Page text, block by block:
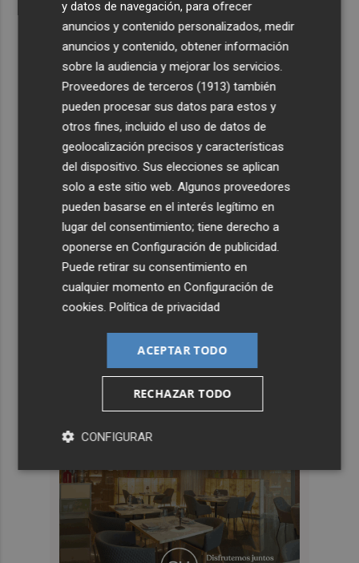
y datos de navegación, para ofrecer
anuncios y contenido personalizados, medir
anuncios y contenido, obtener información
sobre la audiencia y mejorar los servicios.
Proveedores de terceros (1913) también
pueden procesar sus datos para estos y
otros fines, incluido el uso de datos de
geolocalización precisos y características
del dispositivo. Sus elecciones se aplican
solo a este sitio web. Algunos proveedores
pueden basarse en el interés legítimo en
lugar del consentimiento; tiene derecho a
oponerse enConfiguración de publicidad
Puede retirar su consentimiento en
cualquier momento enConfiguración de
cookies .Política de privacidad
ACEPTAR TODO
RECHAZAR TODO
CONFIGURAR